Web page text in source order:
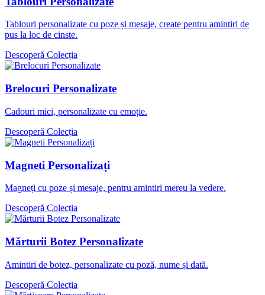
Tablouri personalizate cu poze și mesaje, create pentru amintiri de
pus la loc de cinste.
Descoperă Colecția
Brelocuri Personalizate
Cadouri mici, personalizate cu emoție.
Descoperă Colecția
Magneti Personalizați
Magneți cu poze și mesaje, pentru amintiri mereu la vedere.
Descoperă Colecția
Mărturii Botez Personalizate
Amintiri de botez, personalizate cu poză, nume și dată.
Descoperă Colecția